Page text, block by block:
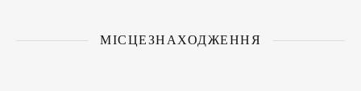
МІСЦЕЗНАХОДЖЕННЯ